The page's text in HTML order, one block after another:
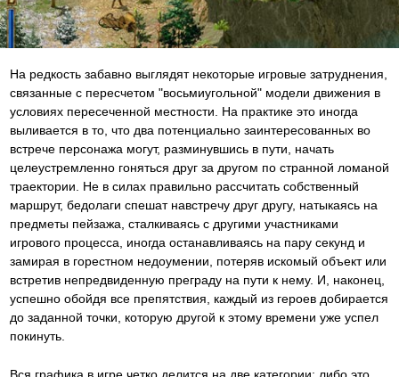
На редкость забавно выглядят некоторые игровые затруднения,
связанные с пересчетом "восьмиугольной" модели движения в
условиях пересеченной местности. На практике это иногда
выливается в то, что два потенциально заинтересованных во
встрече персонажа могут, разминувшись в пути, начать
целеустремленно гоняться друг за другом по странной ломаной
траектории. Не в силах правильно рассчитать собственный
маршрут, бедолаги спешат навстречу друг другу, натыкаясь на
предметы пейзажа, сталкиваясь с другими участниками
игрового процесса, иногда останавливаясь на пару секунд и
замирая в горестном недоумении, потеряв искомый объект или
встретив непредвиденную преграду на пути к нему. И, наконец,
успешно обойдя все препятствия, каждый из героев добирается
до заданной точки, которую другой к этому времени уже успел
покинуть.